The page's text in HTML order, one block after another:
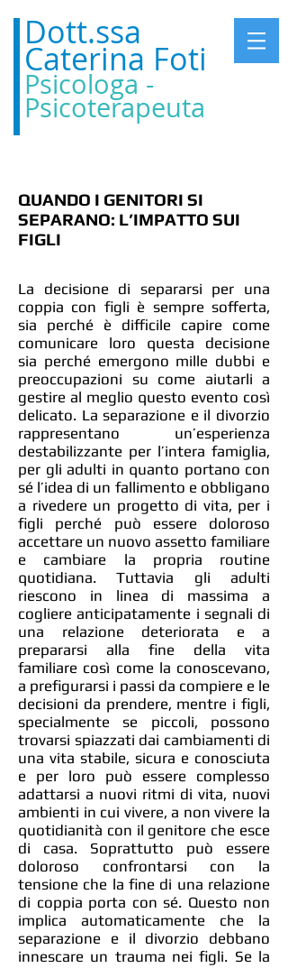
Dott.ssa
Caterina Foti
Psicologa -
Psicoterapeuta
QUANDO I GENITORI SI
SEPARANO: L’IMPATTO SUI
FIGLI
La decisione di separarsi per una
coppia con figli è sempre sofferta,
sia perché è difficile capire come
comunicare loro questa decisione
sia perché emergono mille dubbi e
preoccupazioni su come aiutarli a
gestire al meglio questo evento così
delicato. La separazione e il divorzio
rappresentano un’esperienza
destabilizzante per l’intera famiglia,
per gli adulti in quanto portano con
sé l’idea di un fallimento e obbligano
a rivedere un progetto di vita, per i
figli perché può essere doloroso
accettare un nuovo assetto familiare
e cambiare la propria routine
quotidiana. Tuttavia gli adulti
riescono in linea di massima a
cogliere anticipatamente i segnali di
una relazione deteriorata e a
prepararsi alla fine della vita
familiare così come la conoscevano,
a prefigurarsi i passi da compiere e le
decisioni da prendere, mentre i figli,
specialmente se piccoli, possono
trovarsi spiazzati dai cambiamenti di
una vita stabile, sicura e conosciuta
e per loro può essere complesso
adattarsi a nuovi ritmi di vita, nuovi
ambienti in cui vivere, a non vivere la
quotidianità con il genitore che esce
di casa. Soprattutto può essere
doloroso confrontarsi con la
tensione che la fine di una relazione
di coppia porta con sé. Questo non
implica automaticamente che la
separazione e il divorzio debbano
innescare un trauma nei figli. Se la